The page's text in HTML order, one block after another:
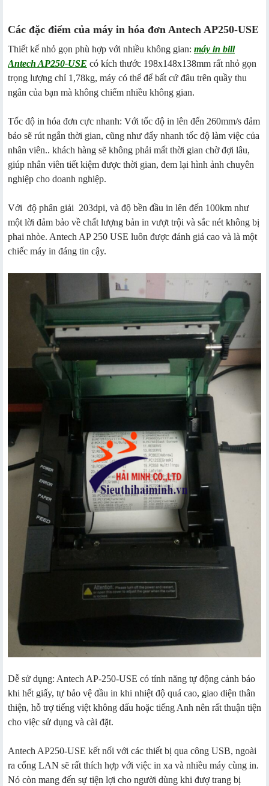
Các đặc điểm của máy in hóa đơn Antech AP250-USE
Thiết kế nhỏ gọn phù hợp với nhiều không gian: máy in bill
Antech AP250-USE có kích thước 198x148x138mm rất nhỏ gọn
trọng lượng chỉ 1,78kg, máy có thể để bất cứ đâu trên quầy thu
ngân của bạn mà không chiếm nhiều không gian.
Tốc độ in hóa đơn cực nhanh: Với tốc độ in lên đến 260mm/s đảm
bảo sẽ rút ngắn thời gian, cũng như đẩy nhanh tốc độ làm việc của
nhân viên.. khách hàng sẽ không phải mất thời gian chờ đợi lâu,
giúp nhân viên tiết kiệm được thời gian, đem lại hình ảnh chuyên
nghiệp cho doanh nghiệp.
Với độ phân giải 203dpi, và độ bền đầu in lên đến 100km như
một lời đảm bảo về chất lượng bản in vượt trội và sắc nét không bị
phai nhòe. Antech AP 250 USE luôn được đánh giá cao và là một
chiếc máy in đáng tin cậy.
Dễ sử dụng: Antech AP-250-USE có tính năng tự động cảnh báo
khi hết giấy, tự bảo vệ đầu in khi nhiệt độ quá cao, giao diện thân
thiện, hỗ trợ tiếng việt không dấu hoặc tiếng Anh nên rất thuận tiện
cho việc sử dụng và cài đặt.
Antech AP250-USE kết nối với các thiết bị qua công USB, ngoài
ra cổng LAN sẽ rất thích hợp với việc in xa và nhiều máy cùng in.
Nó còn mang đến sự tiện lợi cho người dùng khi đượ trang bị